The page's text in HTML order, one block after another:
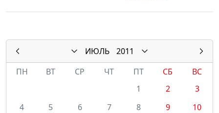
ИЮЛЬ
2011
ПН
ВТ СР ЧТ ПТ СБ
ВС
1
2
3
4
5 6 7 8 9
10